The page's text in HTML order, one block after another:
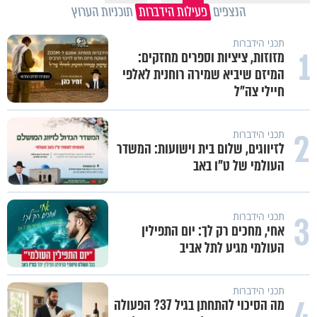
הנצפים פעילות הידברות תוכניות הערוץ
1 תכני הידברות
מזוזות, ציציות וספרים מחזקים:
המיזם שיביא שמירה רוחנית לאלפי
חיילי צה"ל
2 תכני הידברות
לזיווגים, שלום בית וישועות: המשדר
העולמי של ט"ו באב
3 תכני הידברות
אחי, מחכים רק לך: יום התפילין
העולמי מגיע לתל אביב
תכני הידברות
מה הסיכוי להתחתן בגיל 37? הפעולה